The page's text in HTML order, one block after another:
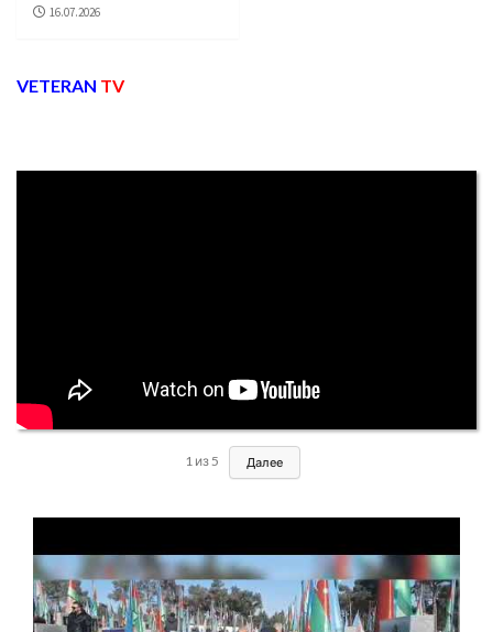
16.07.2026
VETERAN TV
1 из5 Далее